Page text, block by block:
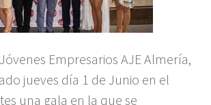
Empresarios AJE Almería,
jueves día 1 de Junio en el
una gala en la que se